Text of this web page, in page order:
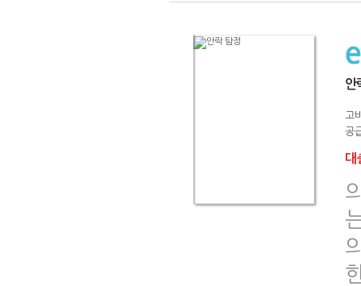
안
고
공
대